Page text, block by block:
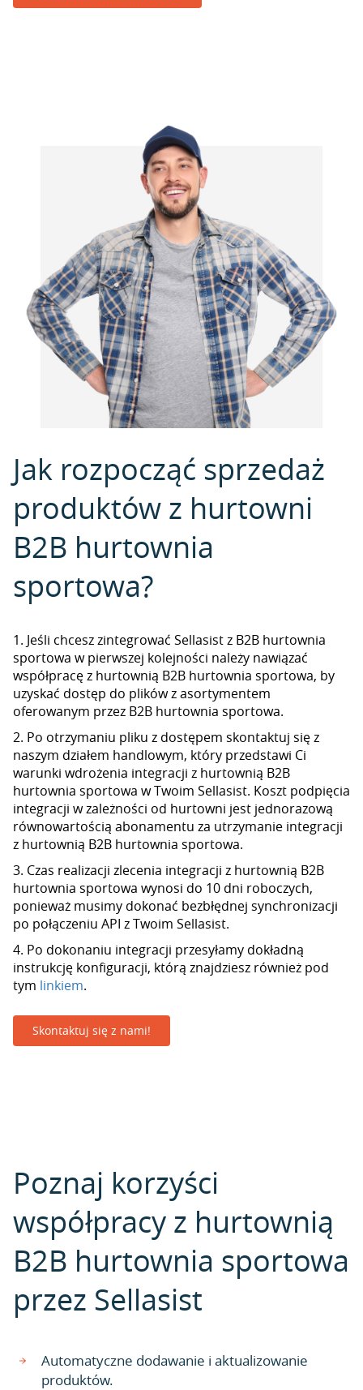
Jak rozpocząć sprzedaż
produktów z hurtowni
B2B hurtownia
sportowa?
1. Jeśli chcesz zintegrować Sellasist z B2B hurtownia
sportowa w pierwszej kolejności należy nawiązać
współpracę z hurtownią B2B hurtownia sportowa, by
uzyskać dostęp do plików z asortymentem
oferowanym przez B2B hurtownia sportowa.
2. Po otrzymaniu pliku z dostępem skontaktuj się z
naszym działem handlowym, który przedstawi Ci
warunki wdrożenia integracji z hurtownią B2B
hurtownia sportowa w Twoim Sellasist. Koszt podpięcia
integracji w zależności od hurtowni jest jednorazową
równowartością abonamentu za utrzymanie integracji
z hurtownią B2B hurtownia sportowa.
3. Czas realizacji zlecenia integracji z hurtownią B2B
hurtownia sportowa wynosi do 10 dni roboczych,
ponieważ musimy dokonać bezbłędnej synchronizacji
po połączeniu API z Twoim Sellasist.
4. Po dokonaniu integracji przesyłamy dokładną
instrukcję konfiguracji, którą znajdziesz również pod
tym linkiem.
Skontaktuj się z nami!
Poznaj korzyści
współpracy z hurtownią
B2B hurtownia sportowa
przez Sellasist
Automatyczne dodawanie i aktualizowanie
produktów.